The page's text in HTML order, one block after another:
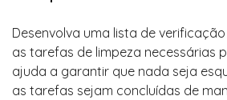
Desenvolva uma lista de
as tarefas de limpeza necessárias
ajuda a garantir que nada seja
as tarefas sejam concluídas de